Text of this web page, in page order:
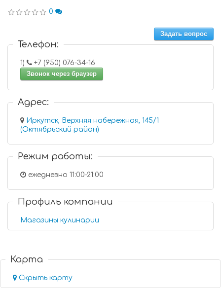
0
Задать вопрос
Телефон:
1)
+7 (950) 076-34-16
Звонок через браузер
Адрес:
Иркутск, Верхняя набережная, 145/1
(Октябрьский район)
Режим работы:
ежедневно 11:00-21:00
Профиль компании
Магазины кулинарии
Карта
Скрыть карту